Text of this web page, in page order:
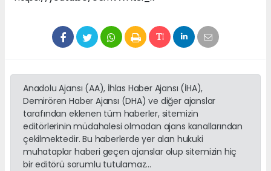
Anadolu Ajansı (AA), İhlas Haber Ajansı (İHA),
Demirören Haber Ajansı (DHA) ve diğer ajanslar
tarafından eklenen tüm haberler, sitemizin
editörlerinin müdahalesi olmadan ajans kanallarından
çekilmektedir. Bu haberlerde yer alan hukuki
muhataplar haberi geçen ajanslar olup sitemizin hiç
bir editörü sorumlu tutulamaz...